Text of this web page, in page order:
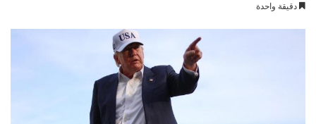
دقيقة واحدة